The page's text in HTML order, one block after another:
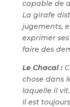
capable de
La girafe
jugements,
exprimer
faire des
Le Chacal :
chose dans
laquelle il vit.
Il est